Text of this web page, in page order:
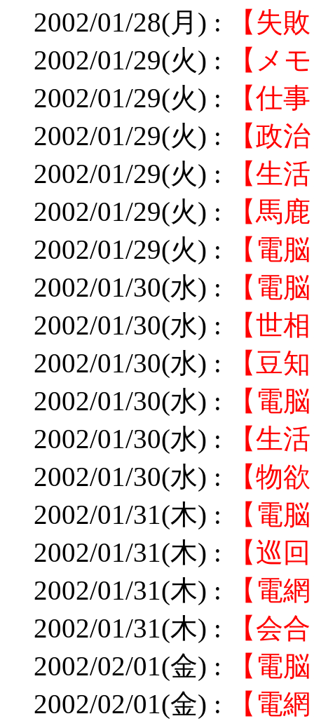
2002/01/28(月) :
【失
2002/01/29(火) :
【メ
2002/01/29(火) :
【仕
2002/01/29(火) :
【政
2002/01/29(火) :
【生
2002/01/29(火) :
【馬
2002/01/29(火) :
【電
2002/01/30(水) :
【電
2002/01/30(水) :
【世
2002/01/30(水) :
【豆
2002/01/30(水) :
【電
2002/01/30(水) :
【生
2002/01/30(水) :
【物
2002/01/31(木) :
【電
2002/01/31(木) :
【巡
2002/01/31(木) :
【電
2002/01/31(木) :
【会
2002/02/01(金) :
【電
2002/02/01(金) :
【電